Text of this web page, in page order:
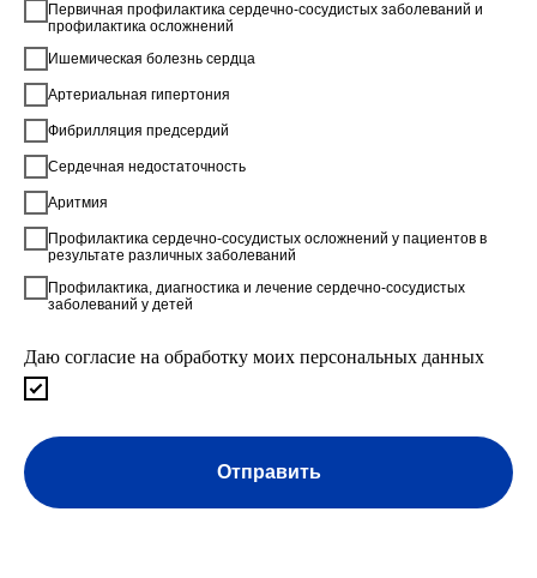
Первичная профилактика сердечно-сосудистых заболеваний и
профилактика осложнений
Ишемическая болезнь сердца
Артериальная гипертония
Фибрилляция предсердий
Сердечная недостаточность
Аритмия
Профилактика сердечно-сосудистых осложнений у пациентов в
результате различных заболеваний
Профилактика, диагностика и лечение сердечно-сосудистых
заболеваний у детей
Даю согласие на обработку моих персональных данных
Отправить